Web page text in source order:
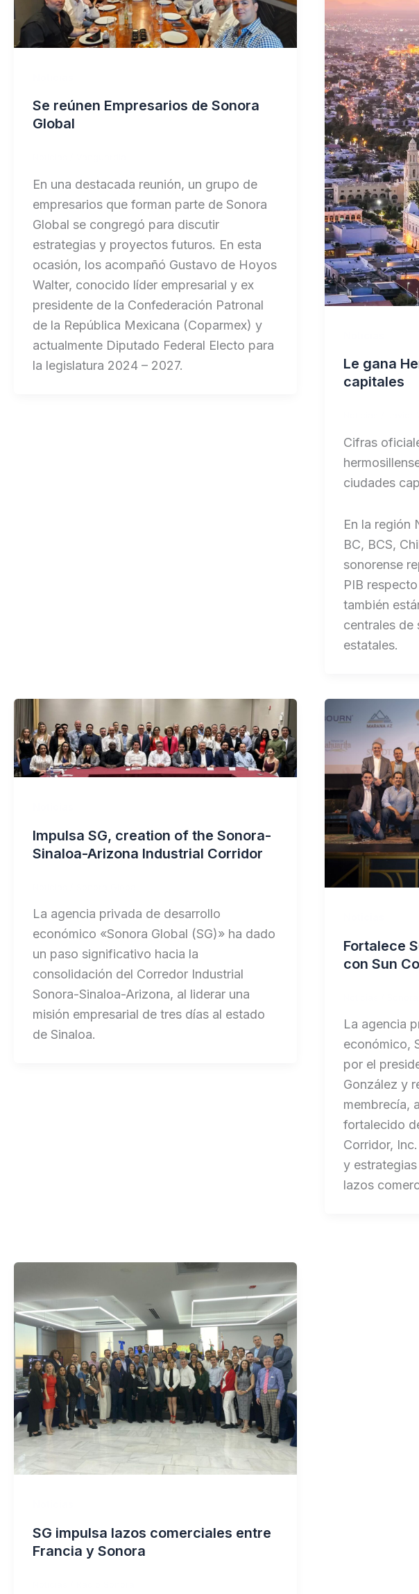
Se reúnen Empresarios de Sonora
Global
En una destacada reunión, un grupo de
empresarios que forman parte de Sonora
Global se congregó para discutir
estrategias y proyectos futuros. En esta
ocasión, los acompañó Gustavo de Hoyos
Walter, conocido líder empresarial y ex
presidente de la Confederación Patronal
de la República Mexicana (Coparmex) y
actualmente Diputado Federal Electo para
la legislatura 2024 – 2027.
Le gana
capitales
Cifras
ciudades
En la región
BC, BCS,
sonorense
PIB
también
centrales de
estatales.
Impulsa SG, creation of the Sonora-
Sinaloa-Arizona Industrial Corridor
La agencia privada de desarrollo
económico «Sonora Global (SG)» ha dado
un paso significativo hacia la
consolidación del Corredor Industrial
Sonora-Sinaloa-Arizona, al liderar una
misión empresarial de tres días al estado
de Sinaloa.
Fortalece
con Sun
La agencia
económico,
por el
González y
membrecía,
fortalecido
Corridor,
y
lazos
SG impulsa lazos comerciales entre
Francia y Sonora